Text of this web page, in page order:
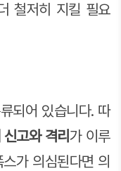
철저히 지킬 필요
되어 있습니다. 따
고와 격리가 이루
가 의심된다면 의